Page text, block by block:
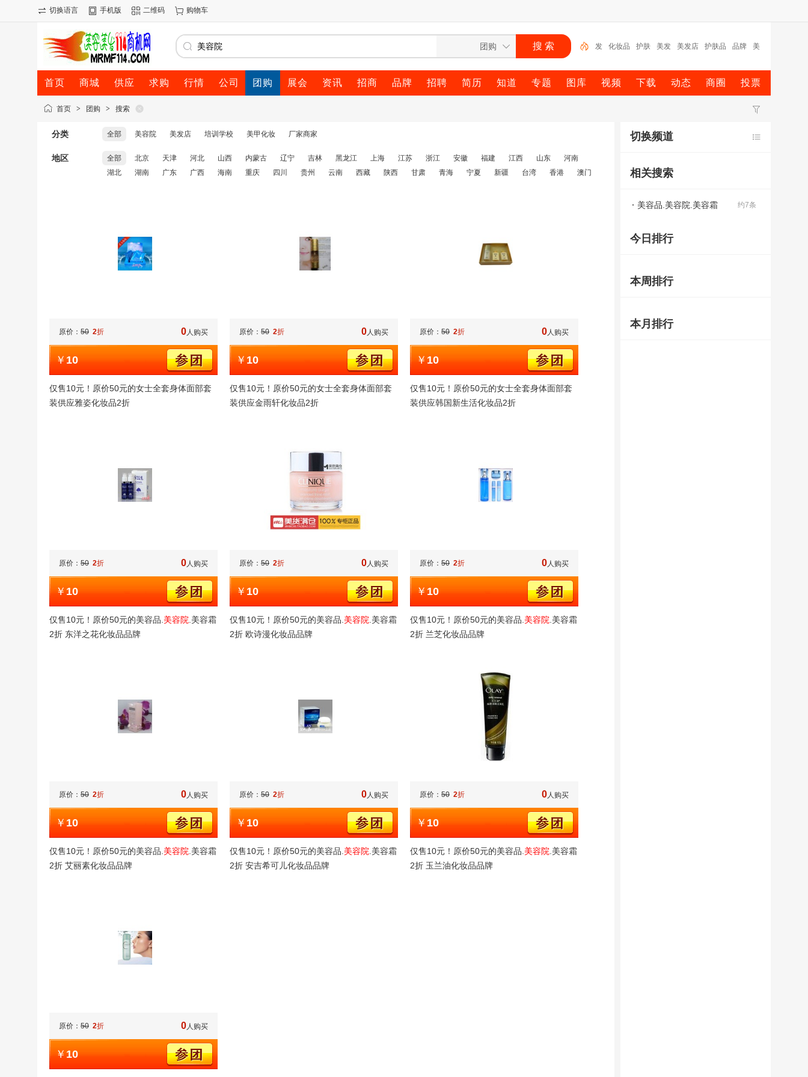
切换语言 手机版 二维码 购物车
发 化妆品 护肤 美发 美发店 护肤品 品牌 美
容 美 美容院
首页 商城 供应 求购 行情 公司 团购 展会 资讯 招商 品牌 招聘 简历 知道 专题 图库 视频 下载 动态 商圈 投票
首页 > 团购 > 搜索
分类 全部 美容院 美发店 培训学校 美甲化妆 厂家商家
地区 全部 北京 天津 河北 山西 内蒙古 辽宁 吉林 黑龙江 上海 江苏 浙江 安徽 福建 江西 山东
河南
湖北
湖南 广东 广西 海南 重庆 四川 贵州 云南 西藏 陕西 甘肃 青海 宁夏 新疆 台湾 香港 澳门
0人购买
原价： 50 2折
￥10
仅售10元！原价50元的女士全套身体面部套
装供应雅姿化妆品2折
0人购买
原价： 50 2折
￥10
仅售10元！原价50元的女士全套身体面部套
装供应金雨轩化妆品2折
0人购买
原价： 50 2折
￥10
仅售10元！原价50元的女士全套身体面部套
装供应韩国新生活化妆品2折
0人购买
原价： 50 2折
￥10
仅售10元！原价50元的美容品. 美容院 .美容霜
2折 东洋之花化妆品品牌
0人购买
原价： 50 2折
￥10
仅售10元！原价50元的美容品. 美容院 .美容霜
2折 欧诗漫化妆品品牌
0人购买
原价： 50 2折
￥10
仅售10元！原价50元的美容品. 美容院 .美容霜
2折 兰芝化妆品品牌
0人购买
原价： 50 2折
￥10
仅售10元！原价50元的美容品. 美容院 .美容霜
2折 艾丽素化妆品品牌
0人购买
原价： 50 2折
￥10
仅售10元！原价50元的美容品. 美容院 .美容霜
2折 安吉希可儿化妆品品牌
0人购买
原价： 50 2折
￥10
仅售10元！原价50元的美容品. 美容院 .美容霜
2折 玉兰油化妆品品牌
0人购买
原价： 50 2折
￥10
切换频道
相关搜索
约7条
美容品.美容院.美容霜
今日排行
本周排行
本月排行